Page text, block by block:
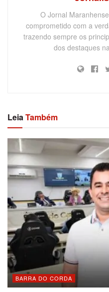
O Jornal
comprometido com a
trazendo sempre os
dos destaques
LeiaTambém
BARRA DO CORDA